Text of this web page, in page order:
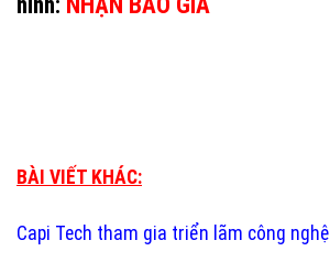
BÀI VIẾT KHÁC:
Capi Tech tham gia triển lãm công nghệ